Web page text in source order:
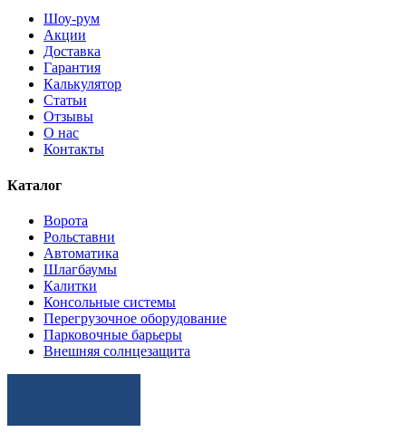
Шоу-рум
Акции
Доставка
Гарантия
Калькулятор
Статьи
Отзывы
О нас
Контакты
Каталог
Ворота
Рольставни
Автоматика
Шлагбаумы
Калитки
Консольные системы
Перегрузочное оборудование
Парковочные барьеры
Внешняя солнцезащита